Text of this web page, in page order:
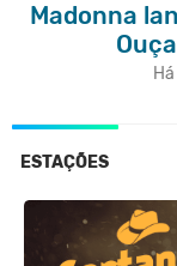
Madonna
ESTAÇÕES